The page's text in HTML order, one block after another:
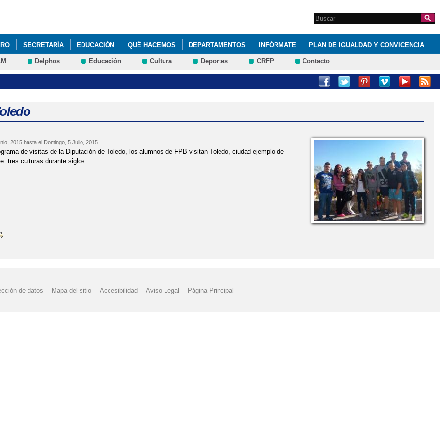
Formulario de
búsqueda
Search this site
SECRETARÍA EDUCACIÓN QUÉ HACEMOS DEPARTAMENTOS INFÓRMATE PLAN DE IGUALDAD Y CONVICENCIA
Delphos Educación Cultura Deportes CRFP Contacto
2015hasta el Domingo, 5 Julio, 2015
de visitas de la Diputación de Toledo, los alumnos de FPB visitan Toledo, ciudad ejemplo de
tres culturas durante siglos.
de datos Mapa del sitio Accesibilidad Aviso Legal Página Principal